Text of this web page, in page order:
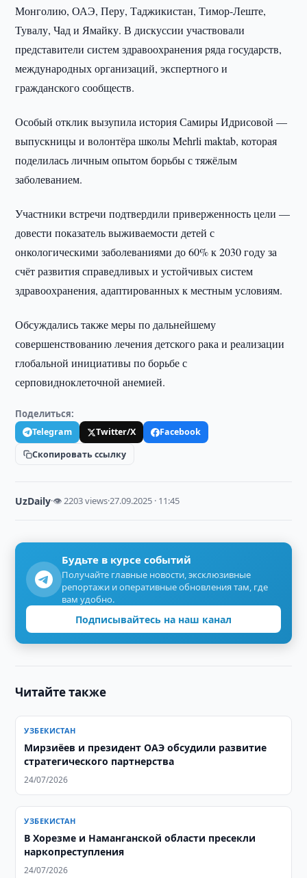
Монголию, ОАЭ, Перу, Таджикистан, Тимор-Леште,
Тувалу, Чад и Ямайку. В дискуссии участвовали
представители систем здравоохранения ряда государств,
международных организаций, экспертного и
гражданского сообществ.
Особый отклик вызупила история Самиры Идрисовой —
выпускницы и волонтёра школы Mehrli maktab, которая
поделилась личным опытом борьбы с тяжёлым
заболеванием.
Участники встречи подтвердили приверженность цели —
довести показатель выживаемости детей с
онкологическими заболеваниями до 60% к 2030 году за
счёт развития справедливых и устойчивых систем
здравоохранения, адаптированных к местным условиям.
Обсуждались также меры по дальнейшему
совершенствованию лечения детского рака и реализации
глобальной инициативы по борьбе с
серповидноклеточной анемией.
Поделиться:
Telegram Twitter/X
Facebook
Скопировать ссылку
UzDaily·👁 2203 views·27.09.2025 · 11:45
Будьте в курсе событий
Получайте главные новости, эксклюзивные
репортажи и оперативные обновления там, где
вам удобно.
Подписывайтесь на наш канал
Читайте также
УЗБЕКИСТАН
Мирзиёев и президент ОАЭ обсудили развитие
стратегического партнерства
24/07/2026
УЗБЕКИСТАН
В Хорезме и Наманганской области пресекли
наркопреступления
24/07/2026